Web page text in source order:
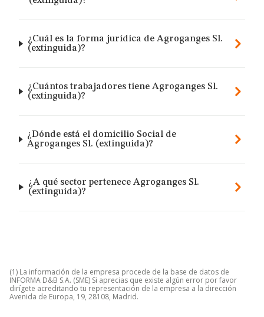
¿Cuál es la forma jurídica de Agroganges Sl.
(extinguida)?
¿Cuántos trabajadores tiene Agroganges Sl.
(extinguida)?
¿Dónde está el domicilio Social de
Agroganges Sl. (extinguida)?
¿A qué sector pertenece Agroganges Sl.
(extinguida)?
(1) La información de la empresa procede de la base de datos de
INFORMA D&B S.A. (SME) Si aprecias que existe algún error por favor
dirígete acreditando tu representación de la empresa a la dirección
Avenida de Europa, 19, 28108, Madrid.